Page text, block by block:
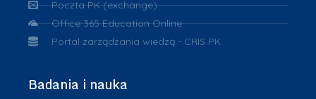
Poczta PK (exchange)
Office 365 Education Online
Portal zarządzania wiedzą - CRIS PK
Badania i nauka